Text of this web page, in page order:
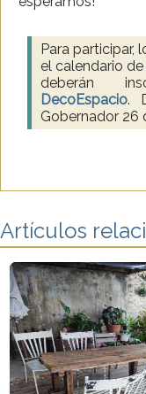
Para participar,
el calendario
deberán
DecoEspacio.
Gobernador 26
Artículos